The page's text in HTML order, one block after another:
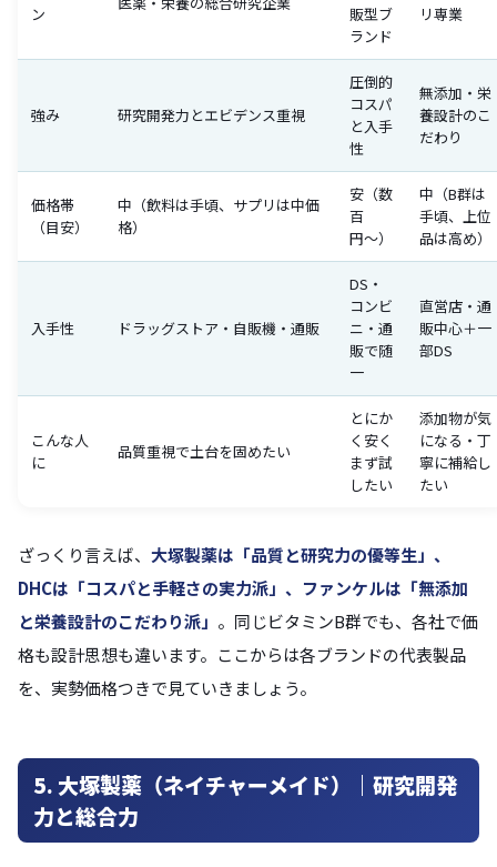
ン
販型ブ
ランド
リ専業
強み 研究開発力とエビデンス重視
圧倒的
コスパ
と入手
性
無添加・栄
養設計のこ
だわり
価格帯
（目安）
中（飲料は手頃、サプリは中価
格）
安（数
百
円〜）
中（B群は
手頃、上位
品は高め）
入手性 ドラッグストア・自販機・通販
DS・
コンビ
ニ・通
販で随
一
直営店・通
販中心＋一
部DS
こんな人
に
品質重視で土台を固めたい
とにか
く安く
まず試
したい
添加物が気
になる・丁
寧に補給し
たい
ざっくり言えば、 大塚製薬は「品質と研究力の優等生」、
DHCは「コスパと手軽さの実力派」、ファンケルは「無添加
と栄養設計のこだわり派」 。同じビタミンB群でも、各社で価
格も設計思想も違います。ここからは各ブランドの代表製品
を、実勢価格つきで見ていきましょう。
5. 大塚製薬（ネイチャーメイド）｜研究開発
力と総合力